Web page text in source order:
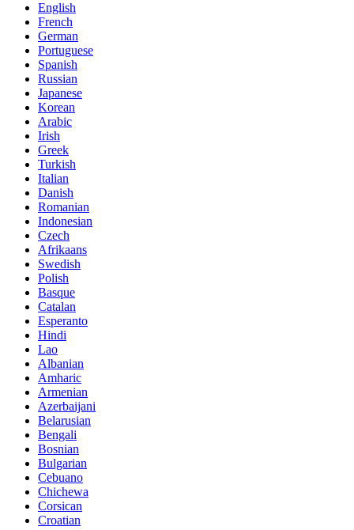
English
French
German
Portuguese
Spanish
Russian
Japanese
Korean
Arabic
Irish
Greek
Turkish
Italian
Danish
Romanian
Indonesian
Czech
Afrikaans
Swedish
Polish
Basque
Catalan
Esperanto
Hindi
Lao
Albanian
Amharic
Armenian
Azerbaijani
Belarusian
Bengali
Bosnian
Bulgarian
Cebuano
Chichewa
Corsican
Croatian